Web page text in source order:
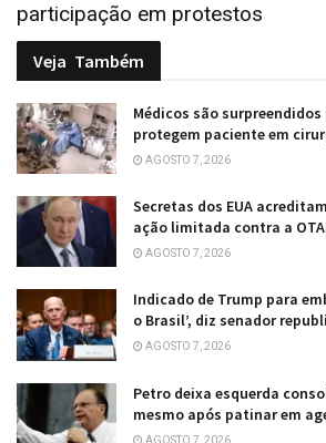
participação em protestos
Veja Também
Médicos são
protegem paciente em
AGOSTO 7, 2026
Secretas dos EUA
ação limitada contra a
AGOSTO 7, 2026
Indicado de Trump para
o Brasil’, diz senador
AGOSTO 7, 2026
Petro deixa esquerda
mesmo após patinar em
AGOSTO 7, 2026